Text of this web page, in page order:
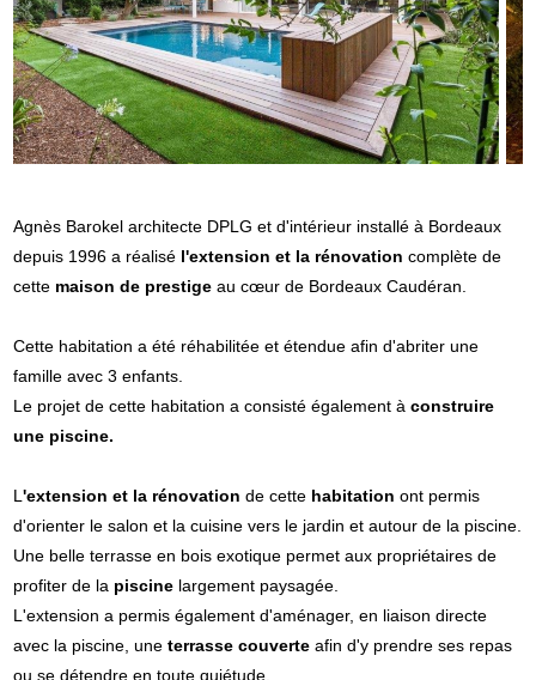
Agnès Barokel architecte DPLG et d'intérieur installé à Bordeaux
depuis 1996 a réalisé l'extension et la rénovation complète de
cette maison de prestige au cœur de Bordeaux Caudéran.
Cette habitation a été réhabilitée et étendue afin d'abriter une
famille avec 3 enfants.
Le projet de cette habitation a consisté également àconstruire
une piscine.
L'extension et la rénovation de cette habitation ont permis
d'orienter le salon et la cuisine vers le jardin et autour de la piscine.
Une belle terrasse en bois exotique permet aux propriétaires de
profiter de la piscine largement paysagée.
L'extension a permis également d'aménager, en liaison directe
avec la piscine, uneterrasse couverte afin d'y prendre ses repas
ou se détendre en toute quiétude.